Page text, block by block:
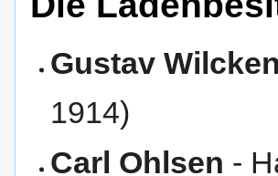
Gustav
1914)
Carl Ohlsen -